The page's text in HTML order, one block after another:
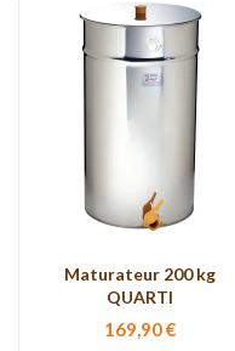
Maturateur 200 kg
QUARTI
169,90 €